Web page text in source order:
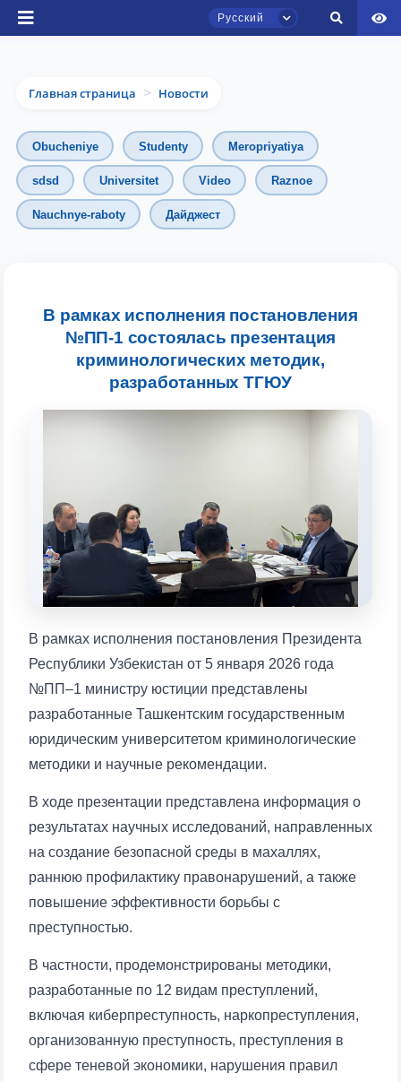
Русский
Главная страница > Новости
Obucheniye Studenty Meropriyatiya
sdsd Universitet Video Raznoe
Nauchnye-raboty Дайджест
В рамках исполнения постановления
№ПП-1 состоялась презентация
криминологических методик,
разработанных ТГЮУ
В рамках исполнения постановления Президента
Республики Узбекистан от 5 января 2026 года
№ПП–1 министру юстиции представлены
разработанные Ташкентским государственным
юридическим университетом криминологические
методики и научные рекомендации.
В ходе презентации представлена информация о
результатах научных исследований, направленных
на создание безопасной среды в махаллях,
раннюю профилактику правонарушений, а также
повышение эффективности борьбы с
преступностью.
В частности, продемонстрированы методики,
разработанные по 12 видам преступлений,
включая киберпреступность, наркопреступления,
организованную преступность, преступления в
сфере теневой экономики, нарушения правил
Чат приёмной комиссии ТГЮУ
приёмной комиссии ТГЮУ.
Оставляйте здесь свои обращения по
вопросам приёма.
Выберите тему — затем появятся
3. Собеседование (бакалавр) (8)
4. Собеседование (магистр) (5)
6. Онлайн-заявки (15) 7. Колл-центр (4)
8. Квота (бакалавриат) (1)